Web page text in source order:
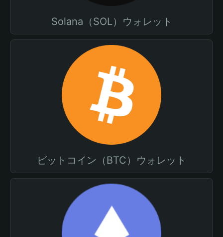
Solana（SOL）ウォレット
ビットコイン（BTC）ウォレット